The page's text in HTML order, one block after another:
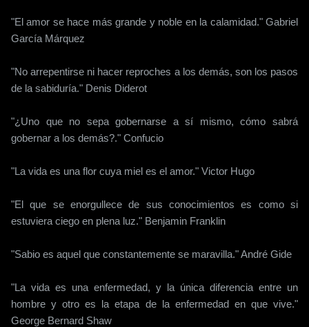
"El amor se hace más grande y noble en la calamidad." Gabriel
García Márquez
"No arrepentirse ni hacer reproches a los demás, son los pasos
de la sabiduría." Denis Diderot
"¿Uno que no sepa gobernarse a sí mismo, cómo sabrá
gobernar a los demás?." Confucio
"La vida es una flor cuya miel es el amor." Victor Hugo
"El que se enorgullece de sus conocimientos es como si
estuviera ciego en plena luz." Benjamin Franklin
"Sabio es aquel que constantemente se maravilla." André Gide
"La vida es una enfermedad, y la única diferencia entre un
hombre y otro es la etapa de la enfermedad en que vive."
George Bernard Shaw